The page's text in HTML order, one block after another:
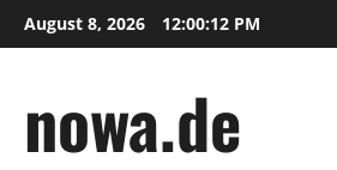
Zum
Inhalt
August 8, 2026 12:00:13 PM
nowa.de